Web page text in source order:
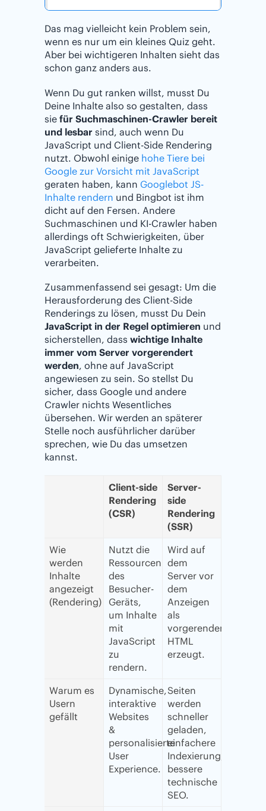
Das mag vielleicht kein Problem sein,
wenn es nur um ein kleines Quiz geht.
Aber bei wichtigeren Inhalten sieht das
schon ganz anders aus.
Wenn Du gut ranken willst, musst Du
Deine Inhalte also so gestalten, dass
sie für Suchmaschinen-Crawler bereit
und lesbar sind, auch wenn Du
JavaScript und Client-Side Rendering
nutzt. Obwohl einige hohe Tiere bei
Google zur Vorsicht mit JavaScript
geraten haben, kann Googlebot JS-
Inhalte rendern und Bingbot ist ihm
dicht auf den Fersen. Andere
Suchmaschinen und KI-Crawler haben
allerdings oft Schwierigkeiten, über
JavaScript gelieferte Inhalte zu
verarbeiten.
Zusammenfassend sei gesagt: Um die
Herausforderung des Client-Side
Renderings zu lösen, musst Du Dein
JavaScript in der Regel optimieren und
sicherstellen, dass wichtige Inhalte
immer vom Server vorgerendert
werden, ohne auf JavaScript
angewiesen zu sein. So stellst Du
sicher, dass Google und andere
Crawler nichts Wesentliches
übersehen. Wir werden an späterer
Stelle noch ausführlicher darüber
sprechen, wie Du das umsetzen
kannst.
Client-side
Rendering
(CSR)
Server-
side
Rendering
(SSR)
Wie
werden
Inhalte
angezeigt
(Rendering)
Nutzt die
Ressourcen
des
Besucher-
Geräts,
um Inhalte
mit
JavaScript
zu
rendern.
Wird auf
dem
Server vor
dem
Anzeigen
als
vorgerendertes
HTML
erzeugt.
Warum es
Usern
gefällt
Dynamische,
interaktive
Websites
&
personalisierte
User
Experience.
Seiten
werden
schneller
geladen,
einfachere
Indexierung,
bessere
technische
SEO.